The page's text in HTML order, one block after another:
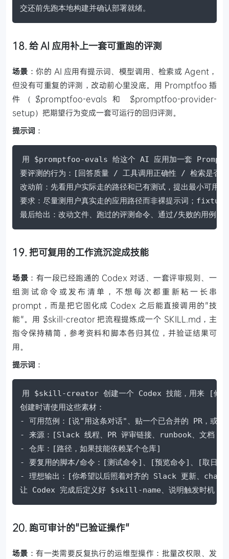
交还前先跑本地构建并确认部署就绪。
18. 给 AI 应用补上一套可重跑的评测
场景 ：你的 AI 应用有提示词、模型调用、检索或 Agent，
但没有可重复的评测，改动前心里没底。用 Promptfoo 插
件（$promptfoo-evals 和 $promptfoo-provider-
setup）把期望行为变成一套可运行的回归评测。
提示词 ：
用 $promptfoo-evals 给这个 AI 应用加一套
要评测的行为：[回答质量 / 工具调用正确性 / 检索是
改动前：先看用户实际走的路径和已有测试，提出最小可用
要求：尽量测用户真实走的应用路径而非裸提示词；
最后给出：改动文件、跑过的评测命令、通过/失败的用例。
19. 把可复用的工作流沉淀成技能
场景 ：有一段已经跑通的 Codex 对话、一套评审规则、一
组测试命令或发布清单，不想每次都重新粘一长串
prompt，而是把它固化成 Codex 之后能直接调用的"技
能"。用 $skill-creator 把流程提炼成一个 SKILL.md，主
指令保持精简，参考资料和脚本各归其位，并验证结果可
用。
提示词 ：
用 $skill-creator 创建一个 Codex 技能，用来 [修
创建时请使用这些素材：
- 可用范例：[说"用这条对话"、贴一个已合并的 PR，或粘
- 来源：[Slack 线程、PR 评审链接、runbook、文档
- 仓库：[路径，如果技能依赖某个仓库]
- 要复用的脚本/命令：[测试命令]、[预览命令]、[取日
- 理想输出：[你希望以后照着对齐的 Slack 更新、
让 Codex 完成后定义好 $skill-name、说明触发时机，并
20. 跑可审计的"已验证操作"
场景 ：有一类需要反复执行的运维型操作：批量改权限、发